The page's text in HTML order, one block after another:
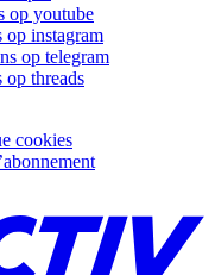
op youtube
op instagram
op telegram
op threads
cookies